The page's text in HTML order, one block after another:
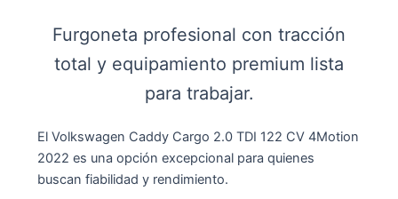
Furgoneta profesional con tracción
total y equipamiento premium lista
para trabajar.
El Volkswagen Caddy Cargo 2.0 TDI 122 CV 4Motion
2022 es una opción excepcional para quienes
buscan fiabilidad y rendimiento.